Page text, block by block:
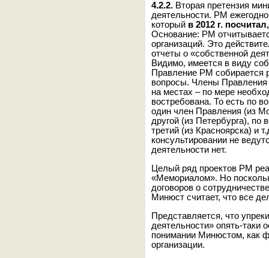
4.2.2. Вторая претензия
деятельности. РМ
который в 2012 г.
Основание: РМ
организаций. Это
отчеты о «собственной
Видимо, имеется в виду
Правление РМ собирается
вопросы. Члены Правления
на местах – по мере
востребована. То есть по
один член Правления (из
другой (из Петербурга), по
третий (из Красноярска) и
консультировании не
деятельности нет.
Целый ряд проектов РМ
«Мемориалом». Но
договоров о
Минюст считает, что все
Представляется, что
деятельности» опять-таки
понимании Минюстом, как
организации.